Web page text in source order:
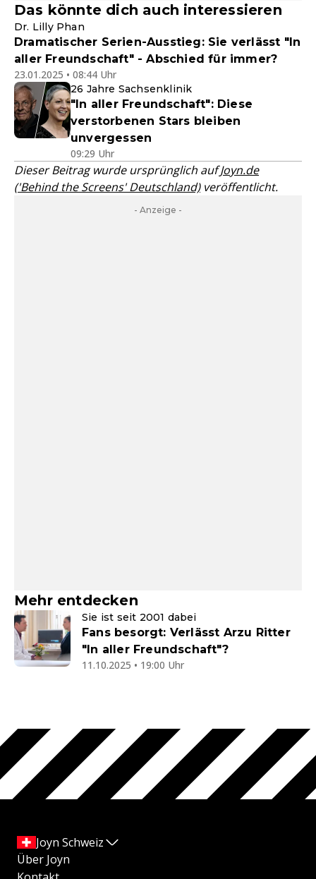
Das könnte dich auch interessieren
Dr. Lilly Phan
Dramatischer Serien-Ausstieg: Sie verlässt "In
aller Freundschaft" - Abschied für immer?
23.01.2025 • 08:44 Uhr
26 Jahre Sachsenklinik
"In aller Freundschaft": Diese
verstorbenen Stars bleiben
unvergessen
09:29 Uhr
Dieser Beitrag wurde ursprünglich aufJoyn.de
('Behind the Screens' Deutschland)veröffentlicht.
- Anzeige -
Mehr entdecken
Sie ist seit 2001 dabei
Fans besorgt: Verlässt Arzu Ritter
"In aller Freundschaft"?
11.10.2025 • 19:00 Uhr
Joyn Schweiz
Über Joyn